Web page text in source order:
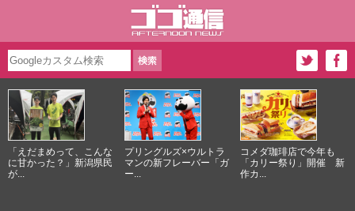
「えだまめって、こんな
に甘かった？」新潟県民
が...
プリングルズ×ウルトラ
マンの新フレーバー「ガ
ー...
コメダ珈琲店で今年も
「カリー祭り」開催 新
作カ...